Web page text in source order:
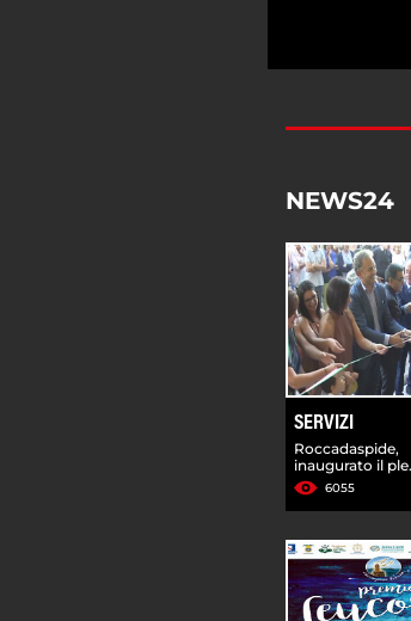
NEWS24
SERVIZI
Roccadaspide,
inaugurato il
6055